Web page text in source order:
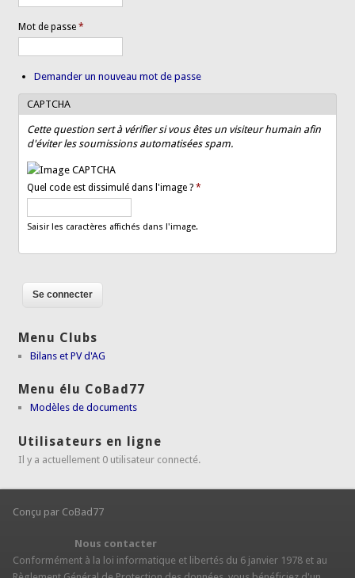
Mot de passe*
Demander un nouveau mot de passe
CAPTCHA
Cette question sert à vérifier si vous êtes un visiteur humain afin
d'éviter les soumissions automatisées spam.
Quel code est dissimulé dans l'image ?*
Saisir les caractères affichés dans l'image.
Menu Clubs
Bilans et PV d'AG
Menu élu CoBad77
Modèles de documents
Utilisateurs en ligne
Il y a actuellement 0 utilisateur connecté.
Conçu par CoBad77
Nous contacter
Conformément à la loi informatique et libertés du 6 janvier 1978 et au